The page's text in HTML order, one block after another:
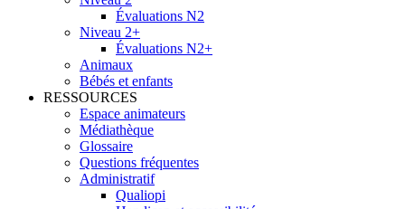
Évaluations N2
Niveau 2+
Évaluations N2+
Animaux
Bébés et enfants
RESSOURCES
Espace animateurs
Médiathèque
Glossaire
Questions fréquentes
Administratif
Qualiopi